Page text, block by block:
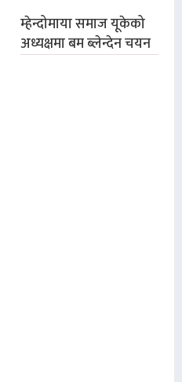
म्हेन्दोमाया समाज यूकेको
अध्यक्षमा बम ब्लेन्देन चयन